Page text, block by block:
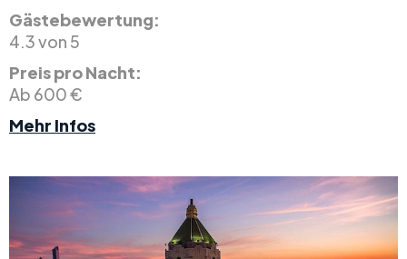
Gästebewertung:
4.3 von 5
Preis pro Nacht:
Ab 600 €
Mehr Infos